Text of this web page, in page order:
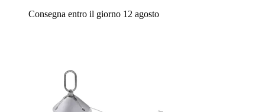
Consegna entro il giorno 12 agosto